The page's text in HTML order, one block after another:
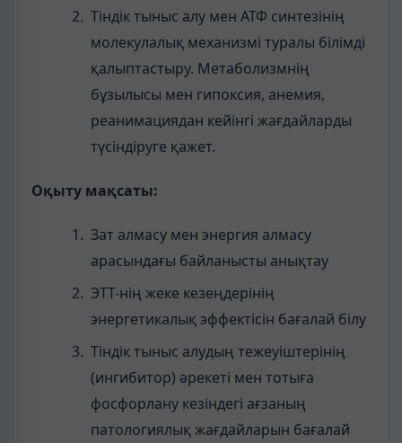
Тіндік тыныс алу мен АТФ синтезінің
молекулалық механизмі туралы білімді
қалыптастыру. Метаболизмнің
бұзылысы мен гипоксия, анемия,
реанимациядан кейінгі жағдайларды
түсіндіруге қажет.
Оқыту мақсаты:
Зат алмасу мен энергия алмасу
арасындағы байланысты анықтау
ЭТТ-нің жеке кезеңдерінің
энергетикалық эффектісін бағалай білу
Тіндік тыныс алудың тежеуіштерінің
(ингибитор) әрекеті мен тотыға
фосфорлану кезіндегі ағзаның
патологиялық жағдайларын бағалай